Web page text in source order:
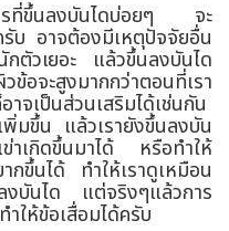
รที่ขึ้นลงบันไดบ่อยๆ จะ
รับ อาจต้องมีเหตุปัจจัยอื่น
กตัวเยอะ แล้วขึ้นลงบันได
อจะสูงมากกว่าตอนที่เรา
เป็นส่วนเสริมได้เช่นกัน
มขึ้น แล้วเรายังขึ้นลงบัน
าเกิดขึ้นมาได้ หรือทำให้
กขึ้นได้ ทำให้เราดูเหมือน
ลงบันได แต่จริงๆแล้วการ
ให้ข้อเสื่อมได้ครับ